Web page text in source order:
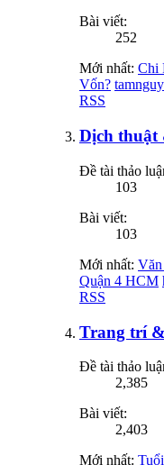
Bài viết:
252
Mới nhất: Chi
Vốn?
RSS
Dịch thuật
Đề tài thảo
103
Bài viết:
103
Mới nhất: Văn
Quận 4 HCM
RSS
Trang trí
Đề tài thảo
2,385
Bài viết:
2,403
Mới nhất: